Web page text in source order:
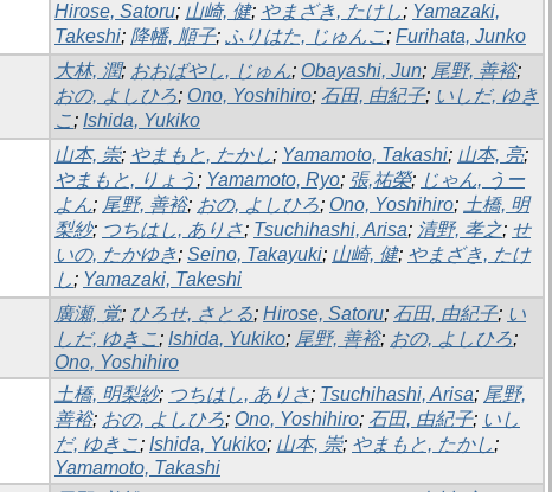
Hirose, Satoru; 山崎, 健; やまざき, たけし; Yamazaki,
Takeshi; 降幡, 順子; ふりはた, じゅんこ; Furihata, Junko
大林, 潤; おおばやし, じゅん; Obayashi, Jun; 尾野, 善裕;
おの, よしひろ; Ono, Yoshihiro; 石田, 由紀子; いしだ, ゆき
こ; Ishida, Yukiko
山本, 崇; やまもと, たかし; Yamamoto, Takashi; 山本, 亮;
やまもと, りょう ; Yamamoto, Ryo; 張,祐榮; じゃん, うー
よん; 尾野, 善裕; おの, よしひろ; Ono, Yoshihiro; 土橋, 明
梨紗; つちはし, ありさ; Tsuchihashi, Arisa; 清野, 孝之; せ
いの, たかゆき; Seino, Takayuki; 山崎, 健; やまざき, たけ
し; Yamazaki, Takeshi
廣瀬, 覚; ひろせ, さとる; Hirose, Satoru; 石田, 由紀子; い
しだ, ゆきこ; Ishida, Yukiko; 尾野, 善裕; おの, よしひろ;
Ono, Yoshihiro
土橋, 明梨紗; つちはし, ありさ; Tsuchihashi, Arisa; 尾野,
善裕; おの, よしひろ; Ono, Yoshihiro; 石田, 由紀子; いし
だ, ゆきこ; Ishida, Yukiko; 山本, 崇; やまもと, たかし;
Yamamoto, Takashi